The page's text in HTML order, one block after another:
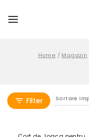
Home / Magazin
Filter